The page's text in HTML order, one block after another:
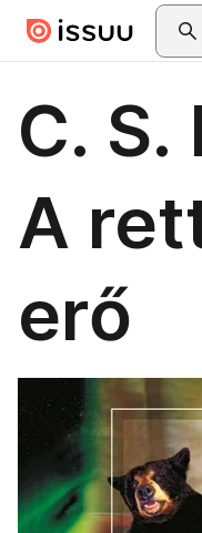
Skip to main content
C.
A
erő